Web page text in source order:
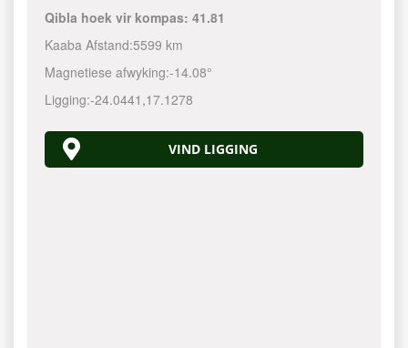
Qibla hoek vir kompas:41.81
Kaaba Afstand:5599 km
Magnetiese afwyking:-14.08°
Ligging:-24.0441 ,17.1278
VIND LIGGING